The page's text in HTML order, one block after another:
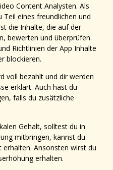
Content Analysten. Als
eines freundlichen und
die Inhalte, die auf der
bewerten und überprüfen.
Richtlinien der App Inhalte
blockieren.
voll bezahlt und dir werden
erklärt. Auch hast du
falls du zusätzliche
Gehalt, solltest du in
mitbringen, kannst du
Ansonsten wirst du
erhalten.